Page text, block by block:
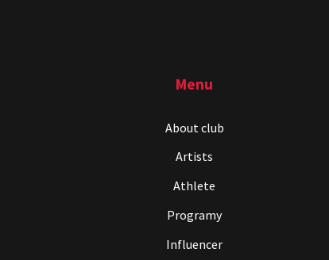
Menu
About club
Artists
Athlete
Programy
Influencer